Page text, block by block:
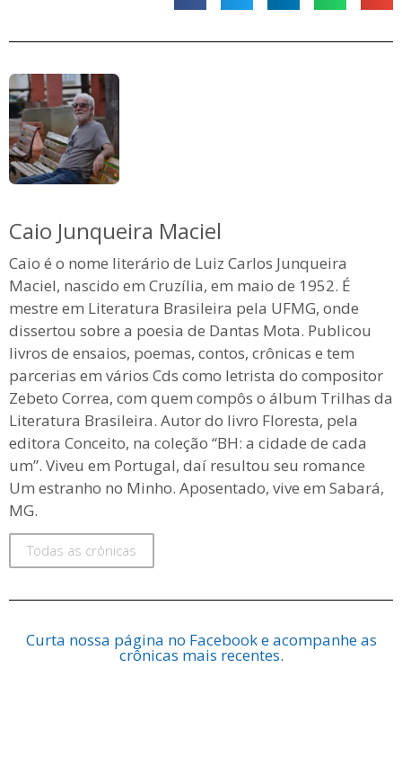
Caio Junqueira Maciel
Caio é o nome literário de Luiz Carlos Junqueira
Maciel, nascido em Cruzília, em maio de 1952. É
mestre em Literatura Brasileira pela UFMG, onde
dissertou sobre a poesia de Dantas Mota. Publicou
livros de ensaios, poemas, contos, crônicas e tem
parcerias em vários Cds como letrista do compositor
Zebeto Correa, com quem compôs o álbum Trilhas da
Literatura Brasileira. Autor do livro Floresta, pela
editora Conceito, na coleção “BH: a cidade de cada
um”. Viveu em Portugal, daí resultou seu romance
Um estranho no Minho. Aposentado, vive em Sabará,
MG.
Todas as crônicas
Curta nossa página no Facebook e acompanhe as
crônicas mais recentes.